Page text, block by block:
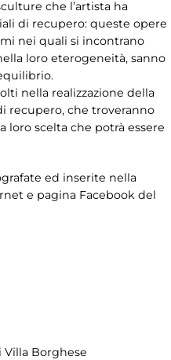
che l’artista ha
di recupero: queste opere
nei quali si incontrano
loro eterogeneità, sanno
nella realizzazione della
recupero, che troveranno
loro scelta che potrà essere
ed inserite nella
e pagina Facebook del
Villa Borghese